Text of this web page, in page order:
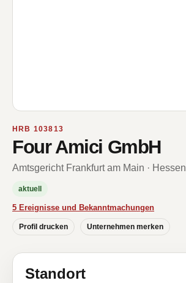
HRB 103813
Four Amici GmbH
Amtsgericht Frankfurt am Main · Hessen
aktuell
5 Ereignisse und Bekanntmachungen
Profil drucken Unternehmen merken
Standort